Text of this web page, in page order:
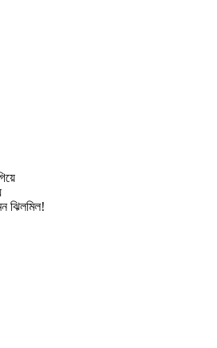
ঝিলমিল!